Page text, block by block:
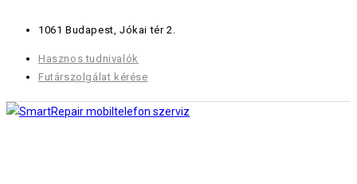
content
1061 Budapest, Jókai tér 2.
Hasznos tudnivalók
Futárszolgálat kérése